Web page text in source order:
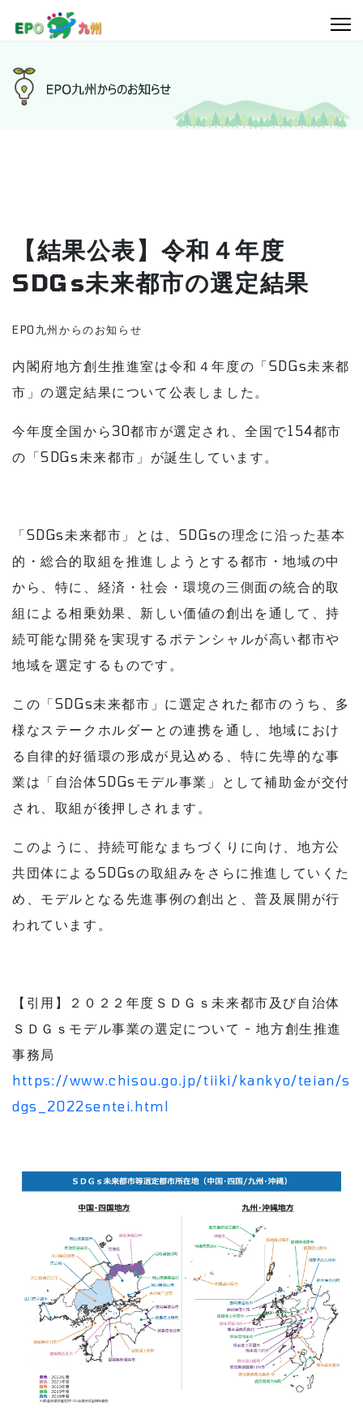
【結果公表】令和４年度
SDGs未来都市の選定結果
EPO九州からのお知らせ
内閣府地方創生推進室は令和４年度の「SDGs未来都
市」の選定結果について公表しました。
今年度全国から30都市が選定され、全国で154都市
の「SDGs未来都市」が誕生しています。
「SDGs未来都市」とは、SDGsの理念に沿った基本
的・総合的取組を推進しようとする都市・地域の中
から、特に、経済・社会・環境の三側⾯の統合的取
組による相乗効果、新しい価値の創出を通して、持
続可能な開発を実現するポテンシャルが高い都市や
地域を選定するものです。
この「SDGs未来都市」に選定された都市のうち、多
様なステークホルダーとの連携を通し、地域におけ
る⾃律的好循環の形成が⾒込める、特に先導的な事
業は「自治体SDGsモデル事業」として補助金が交付
され、取組が後押しされます。
このように、持続可能なまちづくりに向け、地⽅公
共団体によるSDGsの取組みをさらに推進していくた
め、モデルとなる先進事例の創出と、普及展開が行
われています。
【引用】２０２２年度ＳＤＧｓ未来都市及び自治体
ＳＤＧｓモデル事業の選定について - 地方創生推進
事務局
https://www.chisou.go.jp/tiiki/kankyo/teian/s
dgs_2022sentei.html